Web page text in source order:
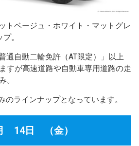
トベージュ・ホワイト・マットグレ
。
通自動二輪免許（AT限定）」以上
すが高速道路や自動車専用道路の走
。
のラインナップとなっています。
14日 （金）